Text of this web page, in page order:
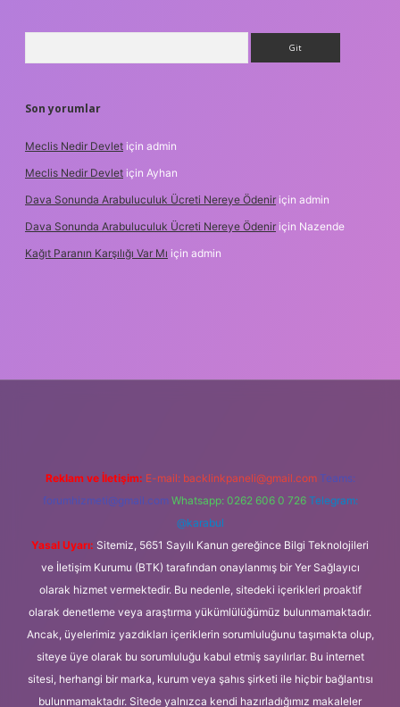
Son yorumlar
Meclis Nedir Devlet için admin
Meclis Nedir Devlet için Ayhan
Dava Sonunda Arabuluculuk Ücreti Nereye Ödenir için admin
Dava Sonunda Arabuluculuk Ücreti Nereye Ödenir için Nazende
Kağıt Paranın Karşılığı Var Mı için admin
Reklam ve İletişim: E-mail: backlinkpaneli@gmail.com Teams:
forumhizmeti@gmail.com Whatsapp: 0262 606 0 726 Telegram:
@karabul
Yasal Uyarı: Sitemiz, 5651 Sayılı Kanun gereğince Bilgi Teknolojileri
ve İletişim Kurumu (BTK) tarafından onaylanmış bir Yer Sağlayıcı
olarak hizmet vermektedir. Bu nedenle, sitedeki içerikleri proaktif
olarak denetleme veya araştırma yükümlülüğümüz bulunmamaktadır.
Ancak, üyelerimiz yazdıkları içeriklerin sorumluluğunu taşımakta olup,
siteye üye olarak bu sorumluluğu kabul etmiş sayılırlar. Bu internet
sitesi, herhangi bir marka, kurum veya şahıs şirketi ile hiçbir bağlantısı
bulunmamaktadır. Sitede yalnızca kendi hazırladığımız makaleler